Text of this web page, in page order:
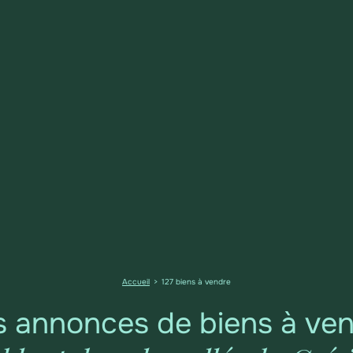
Accueil 127 biens à vendre
annonces de biens à